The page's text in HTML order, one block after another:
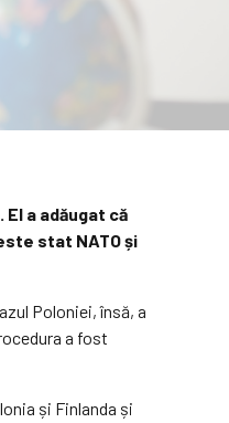
a adăugat că
stat NATO și
Poloniei, însă, a
a fost
și Finlanda și